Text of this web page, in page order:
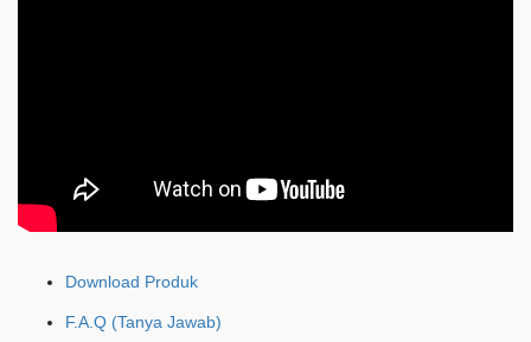
Download Produk
F.A.Q (Tanya Jawab)